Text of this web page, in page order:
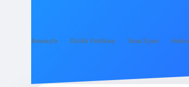
Anasayfa Gizlilik Politikası Yasal Uyarı